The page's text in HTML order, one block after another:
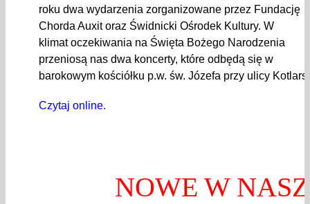
roku dwa wydarzenia zorganizowane przez Fundację
Chorda Auxit oraz Świdnicki Ośrodek Kultury. W
klimat oczekiwania na Święta Bożego Narodzenia
przeniosą nas dwa koncerty, które odbędą się w
barokowym kościółku p.w. św. Józefa przy ulicy
Czytaj online.
NOWE W